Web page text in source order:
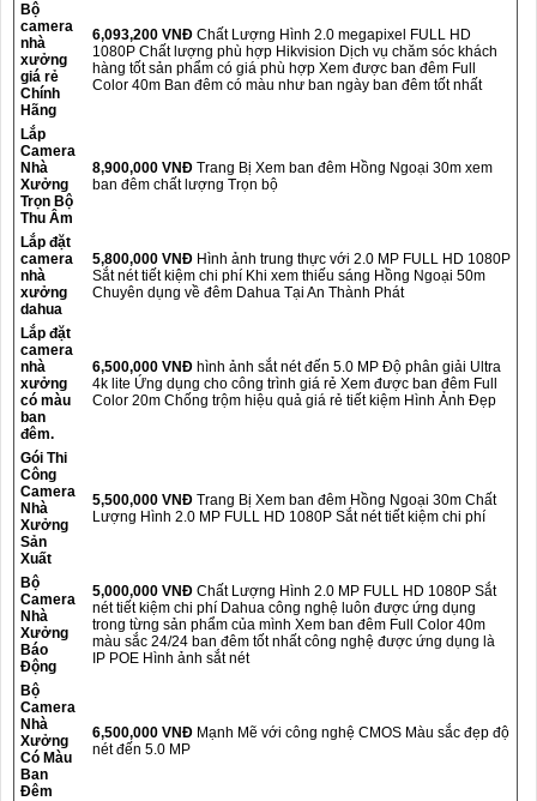
Bộ
camera
nhà
xưởng
giá rẻ
Chính
Hãng
6,093,200 VNĐ Chất Lượng Hình 2.0 megapixel FULL HD
1080P Chất lượng phù hợp Hikvision Dịch vụ chăm sóc khách
hàng tốt sản phẩm có giá phù hợp Xem được ban đêm Full
Color 40m Ban đêm có màu như ban ngày ban đêm tốt nhất
Lắp
Camera
Nhà
Xưởng
Trọn Bộ
Thu Âm
8,900,000 VNĐ Trang Bị Xem ban đêm Hồng Ngoại 30m xem
ban đêm chất lượng Trọn bộ
Lắp đặt
camera
nhà
xưởng
dahua
5,800,000 VNĐ Hình ảnh trung thực với 2.0 MP FULL HD 1080P
Sắt nét tiết kiệm chi phí Khi xem thiếu sáng Hồng Ngoại 50m
Chuyên dụng về đêm Dahua Tại An Thành Phát
Lắp đặt
camera
nhà
xưởng
có màu
ban
đêm.
6,500,000 VNĐ hình ảnh sắt nét đến 5.0 MP Độ phân giải Ultra
4k lite Ứng dụng cho công trình giá rẻ Xem được ban đêm Full
Color 20m Chống trộm hiệu quả giá rẻ tiết kiệm Hình Ảnh Đẹp
Gói Thi
Công
Camera
Nhà
Xưởng
Sản
Xuất
5,500,000 VNĐ Trang Bị Xem ban đêm Hồng Ngoại 30m Chất
Lượng Hình 2.0 MP FULL HD 1080P Sắt nét tiết kiệm chi phí
Bộ
Camera
Nhà
Xưởng
Báo
Động
5,000,000 VNĐ Chất Lượng Hình 2.0 MP FULL HD 1080P Sắt
nét tiết kiệm chi phí Dahua công nghệ luôn được ứng dụng
trong từng sản phẩm của mình Xem ban đêm Full Color 40m
màu sắc 24/24 ban đêm tốt nhất công nghệ được ứng dụng là
IP POE Hình ảnh sắt nét
Bộ
Camera
Nhà
Xưởng
Có Màu
Ban
Đêm
6,500,000 VNĐ Mạnh Mẽ với công nghệ CMOS Màu sắc đẹp độ
nét đến 5.0 MP